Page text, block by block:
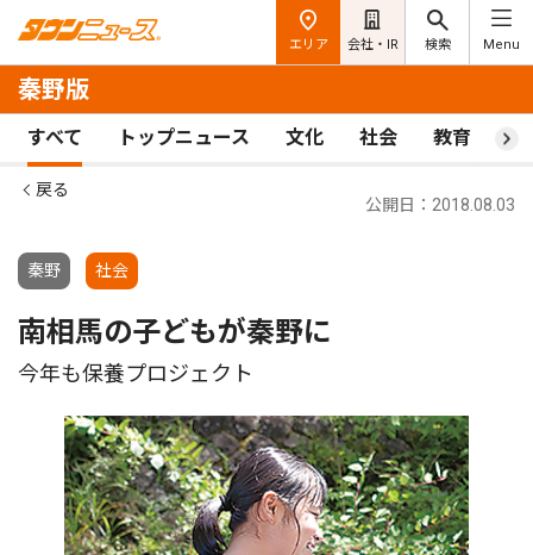
エリア 会社・IR 検索 Menu
秦野版
すべて トップニュース 文化 社会 教育 ス
戻る
秦野 社会
公開日：2018.08.03
南相馬の子どもが秦野に
今年も保養プロジェクト